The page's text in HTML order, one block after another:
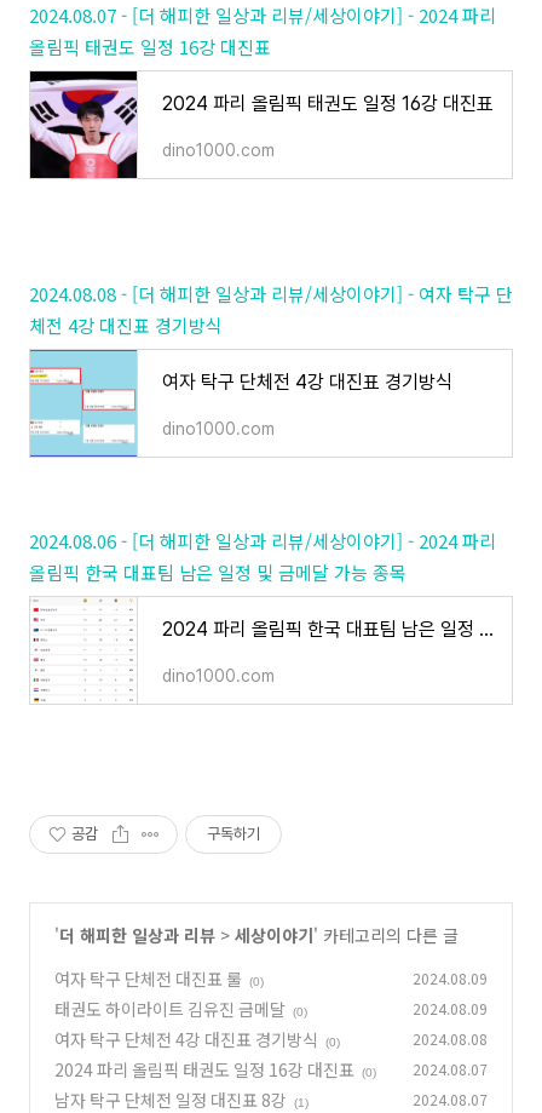
2024.08.07 - [더 해피한 일상과 리뷰/세상이야기] - 2024 파리
올림픽 태권도 일정 16강 대진표
2024 파리 올림픽 태권도 일정 16강 대진표
dino1000.com
2024.08.08 - [더 해피한 일상과 리뷰/세상이야기] - 여자 탁구 단
체전 4강 대진표 경기방식
여자 탁구 단체전 4강 대진표 경기방식
dino1000.com
2024.08.06 - [더 해피한 일상과 리뷰/세상이야기] - 2024 파리
올림픽 한국 대표팀 남은 일정 및 금메달 가능 종목
2024 파리 올림픽 한국 대표팀 남은 일정 및 금메달 가능 종목
dino1000.com
공감 구독하기
'더 해피한 일상과 리뷰 > 세상이야기' 카테고리의 다른 글
여자 탁구 단체전 대진표 룰
(0) 2024.08.09
태권도 하이라이트 김유진 금메달 (0) 2024.08.09
여자 탁구 단체전 4강 대진표 경기방식 (0) 2024.08.08
2024 파리 올림픽 태권도 일정 16강 대진표 (0) 2024.08.07
남자 탁구 단체전 일정 대진표 8강 (1) 2024.08.07